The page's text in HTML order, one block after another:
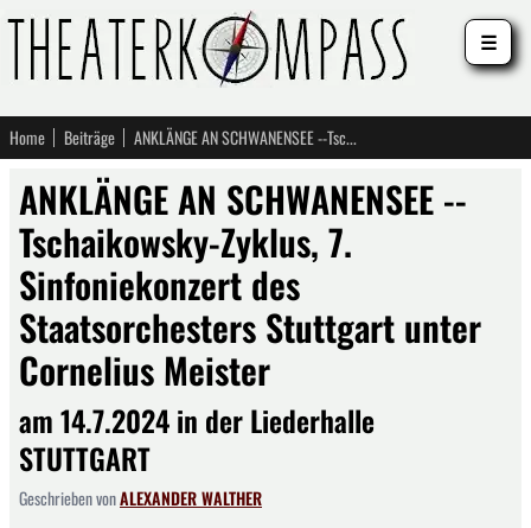
Home Beiträge ANKLÄNGE AN SCHWANENSEE --Tschaikowsky-Zyklus, 7. Sinfoniekonzert des Staatsorchesters Stuttgart unter Cornelius Meister
ANKLÄNGE AN SCHWANENSEE --
Tschaikowsky-Zyklus, 7.
Sinfoniekonzert des
Staatsorchesters Stuttgart unter
Cornelius Meister
am 14.7.2024 in der Liederhalle
STUTTGART
Geschrieben vonALEXANDER WALTHER
☰